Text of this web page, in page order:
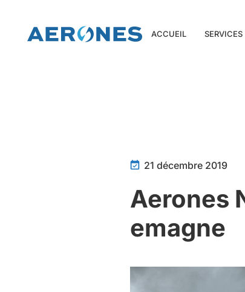
ACCUEIL SERVICES
21 décembre 2019
Aerones
emagne